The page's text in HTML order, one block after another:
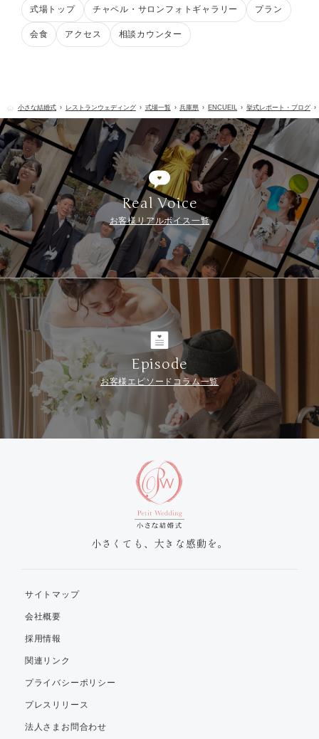
式場トップ チャペル・サロンフォトギャラリー プラン
会食 アクセス 相談カウンター
小さな結婚式 レストランウェディング 式場一覧 兵庫県 ENCUEIL 挙式レポート・ブログ
Real Voice
お客様リアルボイス一覧
Episode
お客様エピソードコラム一覧
小さくても、大きな感動を。
サイトマップ
会社概要
採用情報
関連リンク
プライバシーポリシー
プレスリリース
法人さまお問合わせ